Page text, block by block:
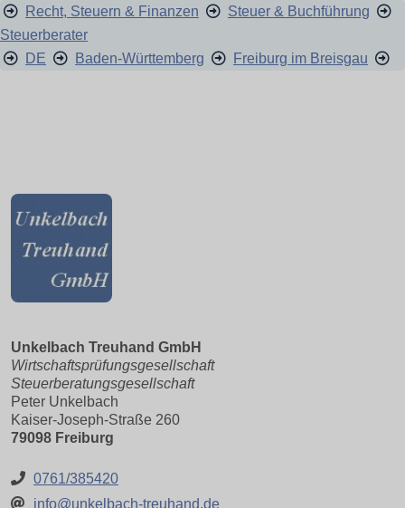
Recht, Steuern & Finanzen
Steuer & Buchführung
Steuerberater
DE
Baden-Württemberg Freiburg im Breisgau
Unkelbach Treuhand GmbH
Wirtschaftsprüfungsgesellschaft
Steuerberatungsgesellschaft
Peter Unkelbach
Kaiser-Joseph-Straße 260
79098 Freiburg
0761/385420
info@unkelbach-treuhand.de